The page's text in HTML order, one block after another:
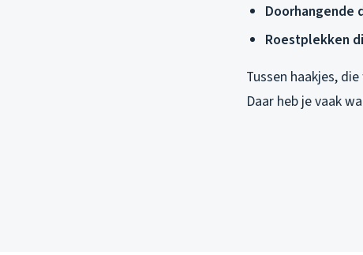
Doorhangende
Roestplekken
Tussen haakjes,
Daar heb je vaak